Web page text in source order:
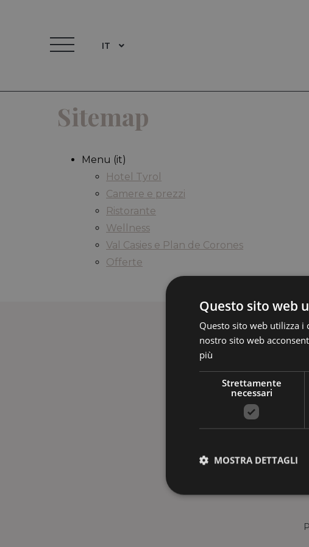
IT
Sitemap
Menu (it)
Hotel Tyrol
Camere e prezzi
Ristorante
Wellness
Val Casies e Plan de Corones
Offerte
Colle
Questo sito web
Questo sito web utilizza i
nostro sito web
più
Strettamente
necessari
MOSTRA DETTAGLI